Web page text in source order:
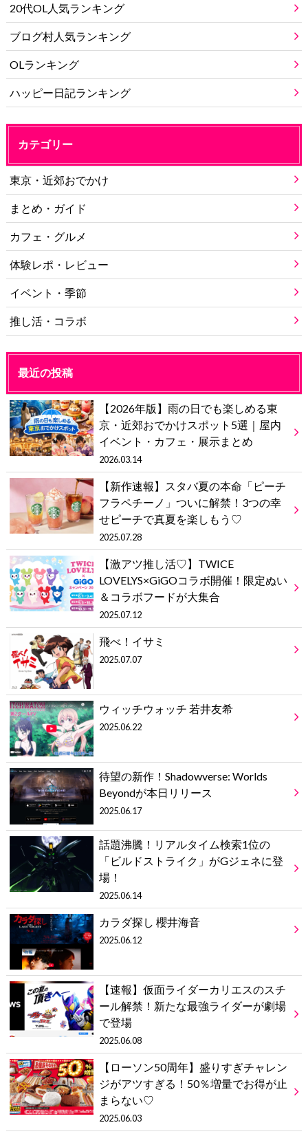
20代OL人気ランキング
ブログ村人気ランキング
OLランキング
ハッピー日記ランキング
カテゴリー
東京・近郊おでかけ
まとめ・ガイド
カフェ・グルメ
体験レポ・レビュー
イベント・季節
推し活・コラボ
最近の投稿
【2026年版】雨の日でも楽しめる東
京・近郊おでかけスポット5選｜屋内
イベント・カフェ・展示まとめ
2026.03.14
【新作速報】スタバ夏の本命「ピーチ
フラペチーノ」ついに解禁！3つの幸
せピーチで真夏を楽しもう♡
2025.07.28
【激アツ推し活♡】TWICE
LOVELYS×GiGOコラボ開催！限定ぬい
＆コラボフードが大集合
2025.07.12
飛べ！イサミ
2025.07.07
ウィッチウォッチ 若井友希
2025.06.22
待望の新作！Shadowverse: Worlds
Beyondが本日リリース
2025.06.17
話題沸騰！リアルタイム検索1位の
「ビルドストライク」がGジェネに登
場！
2025.06.14
カラダ探し 櫻井海音
2025.06.12
【速報】仮面ライダーカリエスのスチ
ール解禁！新たな最強ライダーが劇場
で登場
2025.06.08
【ローソン50周年】盛りすぎチャレン
ジがアツすぎる！50％増量でお得が止
まらない♡
2025.06.03